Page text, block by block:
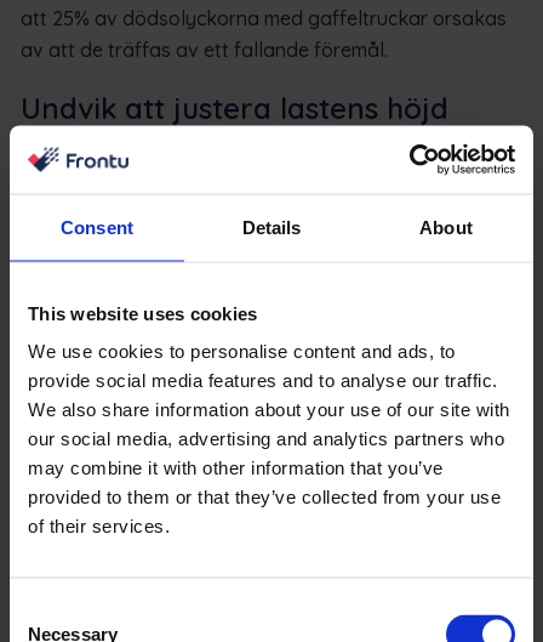
Consent Details About
This website uses cookies
We use cookies to personalise content and ads, to
provide social media features and to analyse our traffic.
We also share information about your use of our site with
our social media, advertising and analytics partners who
may combine it with other information that you’ve
provided to them or that they’ve collected from your use
of their services.
Necessary
att 25% av dödsolyckorna med gaffeltruckar orsakas
av att de träffas av ett fallande föremål.
Undvik att justera lastens höjd
under körning.
till att trucken blir instabil och tippar över, vilket kan
orsaka personskador eller skador.
Håll ett säkert avstånd till kanterna
på plattformar och ramper.
Genom att hålla ett säkert avstånd till kanterna på
plattformar och ramper kan du förhindra att
gaffeltrucken kör av kanten och orsakar personskador
eller skador.